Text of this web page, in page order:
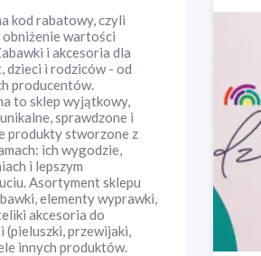
kod rabatowy, czyli
obniżenie wartości
i akcesoria dla
dzieci i rodziców - od
producentów.
to sklep wyjątkowy,
sprawdzone i
produkty stworzone z
ich wygodzie,
i lepszym
Asortyment sklepu
elementy wyprawki,
akcesoria do
(pieluszki, przewijaki,
innych produktów.